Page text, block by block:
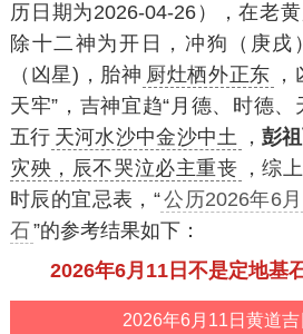
历日期为2026-04-26），在老
除十二神为开日，冲狗（庚戌
（凶星)，胎神 厨灶栖外正东
天牢”，吉神宜趋“月德、时德、
五行 天河水沙中金沙中土 ， 彭
灾殃，辰不哭泣必主重丧 ，综
时辰的宜忌表，“公历2026年6
石 ”的参考结果如下：
2026年6月11日不是定地基
2026年6月11日黄道